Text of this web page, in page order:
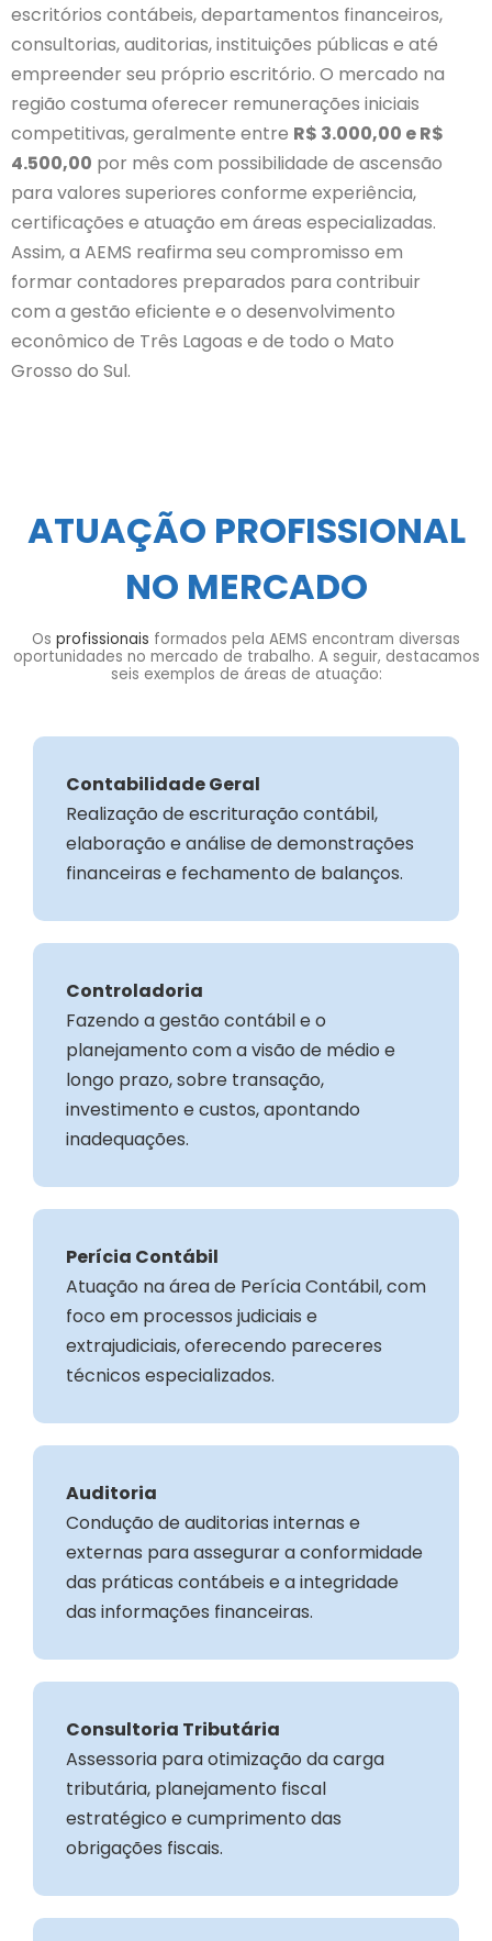
escritórios contábeis, departamentos financeiros,
consultorias, auditorias, instituições públicas e até
empreender seu próprio escritório. O mercado na
região costuma oferecer remunerações iniciais
competitivas, geralmente entre R$ 3.000,00 e R$
4.500,00 por mês com possibilidade de ascensão
para valores superiores conforme experiência,
certificações e atuação em áreas especializadas.
Assim, a AEMS reafirma seu compromisso em
formar contadores preparados para contribuir
com a gestão eficiente e o desenvolvimento
econômico de Três Lagoas e de todo o Mato
Grosso do Sul.
ATUAÇÃO PROFISSIONAL
NO MERCADO
Os profissionais formados pela AEMS encontram diversas
oportunidades no mercado de trabalho. A seguir, destacamos
seis exemplos de áreas de atuação:
Contabilidade Geral
Realização de escrituração contábil,
elaboração e análise de demonstrações
financeiras e fechamento de balanços.
Controladoria
Fazendo a gestão contábil e o
planejamento com a visão de médio e
longo prazo, sobre transação,
investimento e custos, apontando
inadequações.
Perícia Contábil
Atuação na área de Perícia Contábil, com
foco em processos judiciais e
extrajudiciais, oferecendo pareceres
técnicos especializados.
Auditoria
Condução de auditorias internas e
externas para assegurar a conformidade
das práticas contábeis e a integridade
das informações financeiras.
Consultoria Tributária
Assessoria para otimização da carga
tributária, planejamento fiscal
estratégico e cumprimento das
obrigações fiscais.